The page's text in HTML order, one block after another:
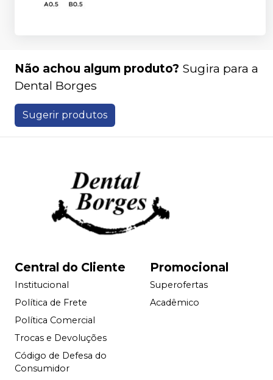
Não achou algum produto? Sugira para a
Dental Borges
Sugerir produtos
Central do Cliente
Institucional
Política de Frete
Política Comercial
Trocas e Devoluções
Código de Defesa do
Consumidor
Promocional
Superofertas
Acadêmico